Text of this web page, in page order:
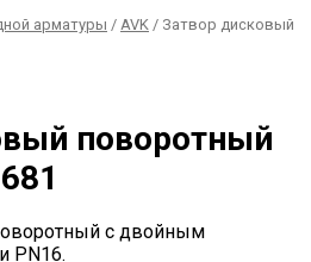
арматуры / AVK / Затвор дисковый
поворотный
с двойным
PN16.